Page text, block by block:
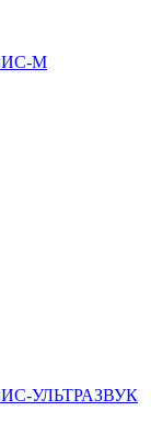
М
УЛЬТРАЗВУК